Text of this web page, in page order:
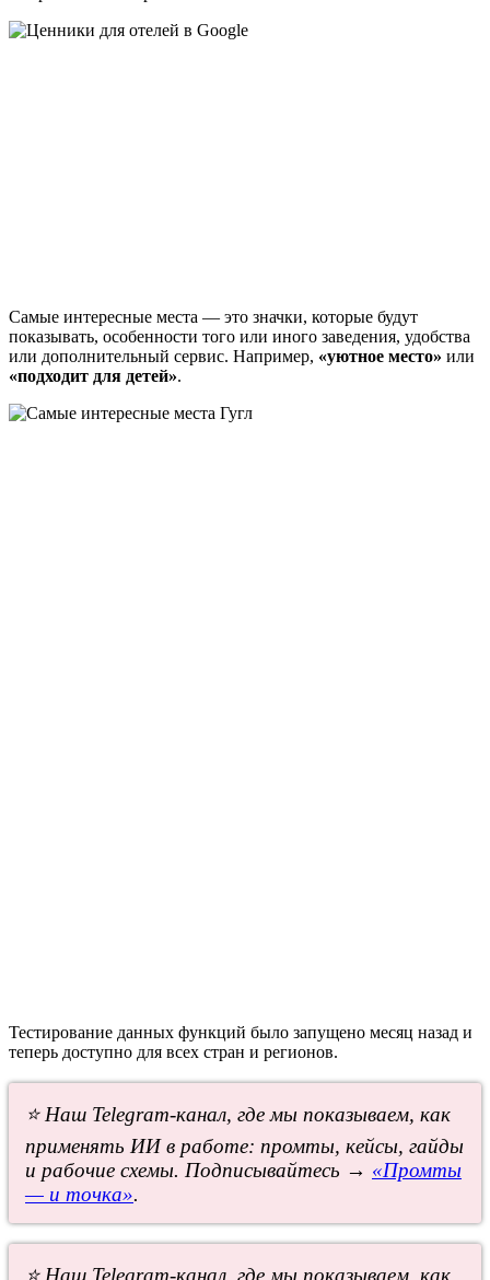
Самые интересные места — это значки, которые будут
показывать, особенности того или иного заведения, удобства
или дополнительный сервис. Например, «уютное место» или
«подходит для детей».
Тестирование данных функций было запущено месяц назад и
теперь доступно для всех стран и регионов.
⭐ Наш Telegram-канал, где мы показываем, как
применять ИИ в работе: промты, кейсы, гайды
и рабочие схемы. Подписывайтесь → «Промты
— и точка».
⭐ Наш Telegram-канал, где мы показываем, как